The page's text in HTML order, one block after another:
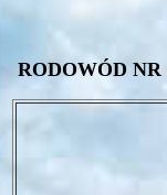
RODOWÓD NR